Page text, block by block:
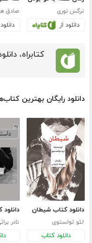
نرگس نوری
دانلود از
صادق
کتابراه،
دانلود رایگان بهترین
دانلود کتاب شیطان
لئو تولستوی
دانلود کتاب
نادر